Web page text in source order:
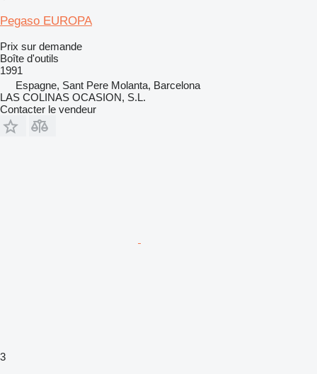
Pegaso EUROPA
Prix sur demande
Boîte d'outils
1991
Espagne, Sant Pere Molanta, Barcelona
LAS COLINAS OCASION, S.L.
Contacter le vendeur
3